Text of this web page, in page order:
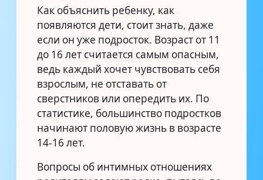
Как объяснить ребенку, как
появляются дети, стоит знать, даже
если он уже подросток. Возраст от 11
до 16 лет считается самым опасным,
ведь каждый хочет чувствовать себя
взрослым, не отставать от
сверстников или опередить их. По
статистике, большинство подростков
начинают половую жизнь в возрасте
14-16 лет.
Вопросы об интимных отношениях